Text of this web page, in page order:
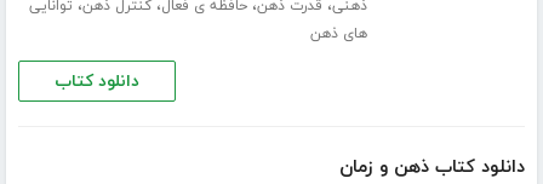
ذهنی، قدرت ذهن،حافظه ی فعال،کنترل ذهن، توانایی
های ذهن
دانلود کتاب
دانلود کتاب ذهن و زمان